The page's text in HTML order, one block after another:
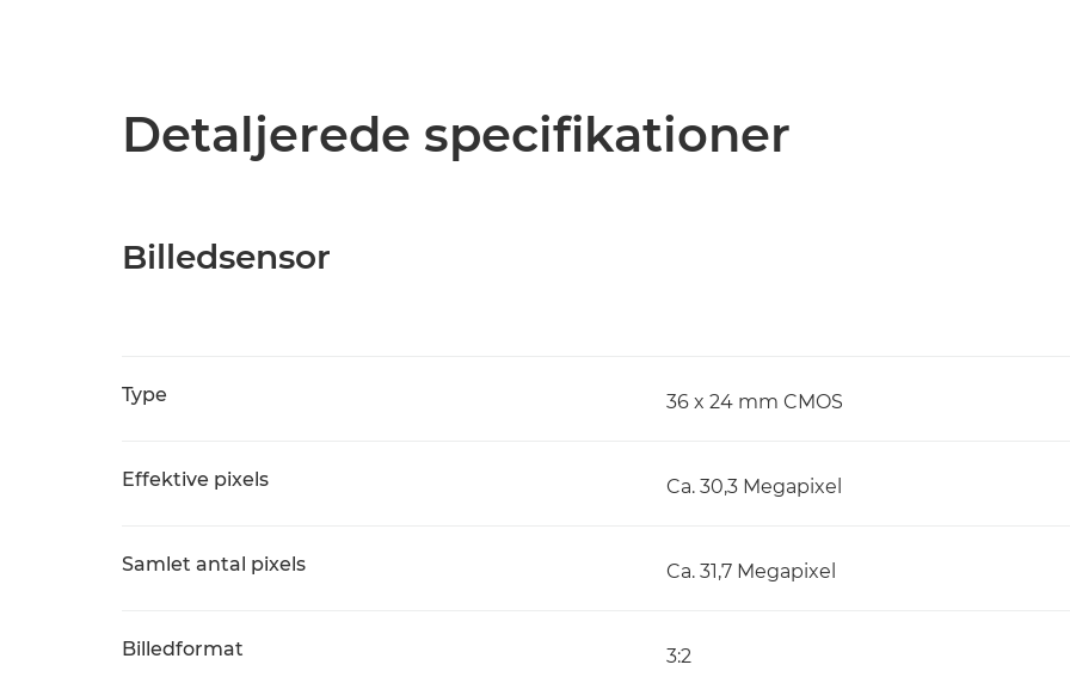
Detaljerede specifikationer
Billedsensor
Type 36 x 24 mm CMOS
Effektive pixels Ca. 30,3 Megapixel
Samlet antal pixels Ca. 31,7 Megapixel
Billedformat 3:2